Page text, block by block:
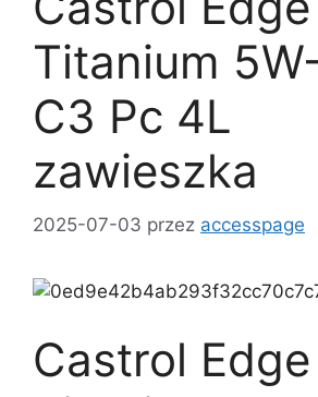
Titanium
C3 Pc 4L
zawieszka
2025-07-03 przez accesspage
Castrol Edge